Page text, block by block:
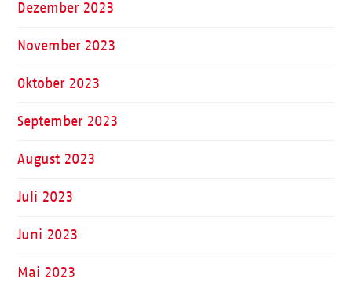
Dezember 2023
November 2023
Oktober 2023
September 2023
August 2023
Juli 2023
Juni 2023
Mai 2023